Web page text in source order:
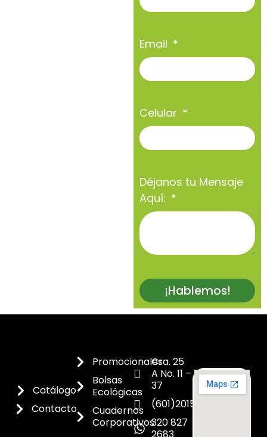
Email
Celular
Déjanos tu Mensaje
Aquí:
¡Hablemos!
Catálogo
Contacto
Promocionales
Bolsas
Ecológicas
Cuadernos
Corporativos
Cra. 25
A No. 11 –
37
(601)2015300
320 827